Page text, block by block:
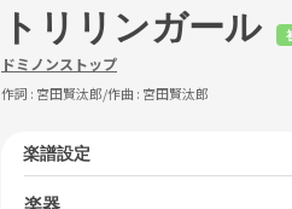
トリリンガール
ドミノンストップ
作詞 : 宮田賢汰郎/作曲 : 宮田賢汰郎
楽譜設定